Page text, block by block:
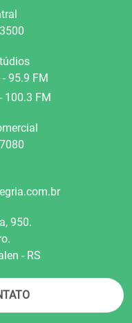
95.9 FM
100.3 FM
950.
- RS